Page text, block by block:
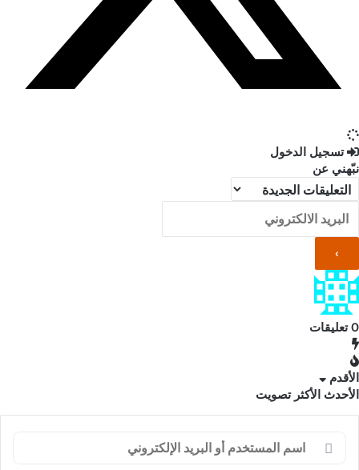
تسجيل الدخول
نبّهني عن
0تعليقات
الأقدم
الأحدث الأكثر تصويت